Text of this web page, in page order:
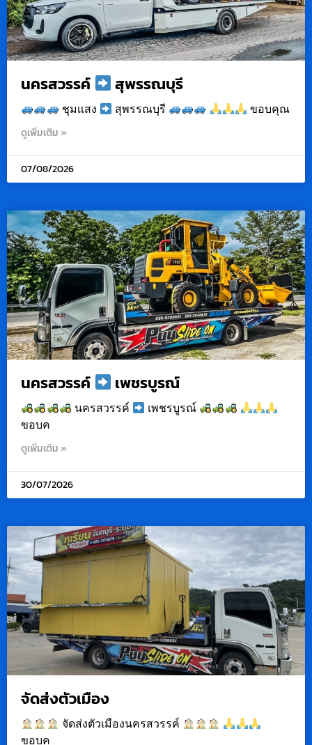
นครสวรรค์ สุพรรณบุรี
ชุมเเสง สุพรรณบุรี ขอบคุณ
ดูเพิ่มเติม »
07/08/2026
นครสวรรค์ เพชรบูรณ์
นครสวรรค์
เพชรบูรณ์
ขอบค
ดูเพิ่มเติม »
30/07/2026
จัดส่งตัวเมือง
จัดส่งตัวเมืองนครสวรรค์
ขอบค